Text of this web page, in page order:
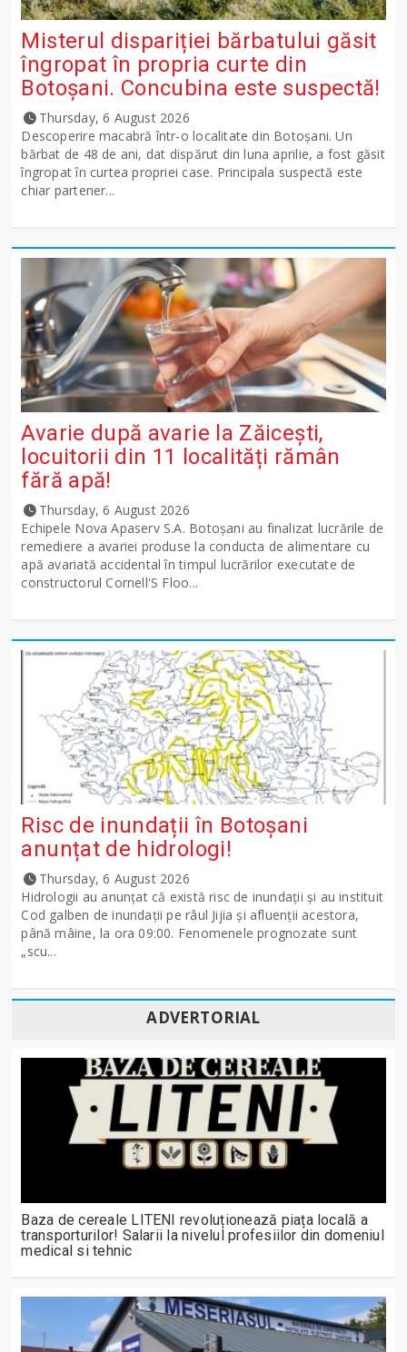
Misterul dispariției bărbatului găsit
îngropat în propria curte din
Botoșani. Concubina este suspectă!
Thursday, 6 August 2026
Descoperire macabră într-o localitate din Botoșani. Un
bărbat de 48 de ani, dat dispărut din luna aprilie, a fost găsit
îngropat în curtea propriei case. Principala suspectă este
chiar partener...
Avarie după avarie la Zăicești,
locuitorii din 11 localități rămân
fără apă!
Thursday, 6 August 2026
Echipele Nova Apaserv S.A. Botoșani au finalizat lucrările de
remediere a avariei produse la conducta de alimentare cu
apă avariată accidental în timpul lucrărilor executate de
constructorul Cornell'S Floo...
Risc de inundații în Botoșani
anunțat de hidrologi!
Thursday, 6 August 2026
Hidrologii au anunțat că există risc de inundații și au instituit
Cod galben de inundații pe râul Jijia și afluenții acestora,
până mâine, la ora 09:00. Fenomenele prognozate sunt
„scu...
ADVERTORIAL
Baza de cereale LITENI revoluționează piața locală a
transporturilor! Salarii la nivelul profesiilor din domeniul
medical si tehnic